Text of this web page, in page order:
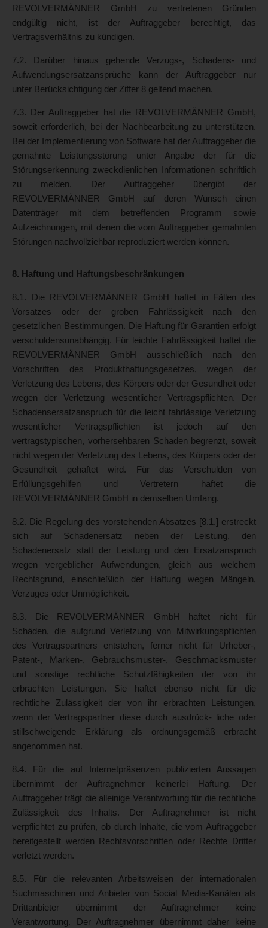
REVOLVERMÄNNER GmbH zu vertretenen Gründen
endgültig nicht, ist der Auftraggeber berechtigt, das
Vertragsverhältnis zu kündigen.
7.2. Darüber hinaus gehende Verzugs-, Schadens- und
Aufwendungsersatzansprüche kann der Auftraggeber nur
unter Berücksichtigung der Ziffer 8 geltend machen.
7.3. Der Auftraggeber hat die REVOLVERMÄNNER GmbH,
soweit erforderlich, bei der Nachbearbeitung zu unterstützen.
Bei der Implementierung von Software hat der Auftraggeber die
gemahnte Leistungsstörung unter Angabe der für die
Störungserkennung zweckdienlichen Informationen schriftlich
zu melden. Der Auftraggeber übergibt der
REVOLVERMÄNNER GmbH auf deren Wunsch einen
Datenträger mit dem betreffenden Programm sowie
Aufzeichnungen, mit denen die vom Auftraggeber gemahnten
Störungen nachvollziehbar reproduziert werden können.
8. Haftung und Haftungsbeschränkungen
8.1. Die REVOLVERMÄNNER GmbH haftet in Fällen des
Vorsatzes oder der groben Fahrlässigkeit nach den
gesetzlichen Bestimmungen. Die Haftung für Garantien erfolgt
verschuldensunabhängig. Für leichte Fahrlässigkeit haftet die
REVOLVERMÄNNER GmbH ausschließlich nach den
Vorschriften des Produkthaftungsgesetzes, wegen der
Verletzung des Lebens, des Körpers oder der Gesundheit oder
wegen der Verletzung wesentlicher Vertragspflichten. Der
Schadensersatzanspruch für die leicht fahrlässige Verletzung
wesentlicher Vertragspflichten ist jedoch auf den
vertragstypischen, vorhersehbaren Schaden begrenzt, soweit
nicht wegen der Verletzung des Lebens, des Körpers oder der
Gesundheit gehaftet wird. Für das Verschulden von
Erfüllungsgehilfen und Vertretern haftet die
REVOLVERMÄNNER GmbH in demselben Umfang.
8.2. Die Regelung des vorstehenden Absatzes [8.1.] erstreckt
sich auf Schadenersatz neben der Leistung, den
Schadenersatz statt der Leistung und den Ersatzanspruch
wegen vergeblicher Aufwendungen, gleich aus welchem
Rechtsgrund, einschließlich der Haftung wegen Mängeln,
Verzuges oder Unmöglichkeit.
8.3. Die REVOLVERMÄNNER GmbH haftet nicht für
Schäden, die aufgrund Verletzung von Mitwirkungspflichten
des Vertragspartners entstehen, ferner nicht für Urheber-,
Patent-, Marken-, Gebrauchsmuster-, Geschmacksmuster
und sonstige rechtliche Schutzfähigkeiten der von ihr
erbrachten Leistungen. Sie haftet ebenso nicht für die
rechtliche Zulässigkeit der von ihr erbrachten Leistungen,
wenn der Vertragspartner diese durch ausdrück- liche oder
stillschweigende Erklärung als ordnungsgemäß erbracht
angenommen hat.
8.4. Für die auf Internetpräsenzen publizierten Aussagen
übernimmt der Auftragnehmer keinerlei Haftung. Der
Auftraggeber trägt die alleinige Verantwortung für die rechtliche
Zulässigkeit des Inhalts. Der Auftragnehmer ist nicht
verpflichtet zu prüfen, ob durch Inhalte, die vom Auftraggeber
bereitgestellt werden Rechtsvorschriften oder Rechte Dritter
verletzt werden.
8.5. Für die relevanten Arbeitsweisen der internationalen
Suchmaschinen und Anbieter von Social Media-Kanälen als
Drittanbieter übernimmt der Auftragnehmer keine
Verantwortung. Der Auftragnehmer übernimmt daher keine